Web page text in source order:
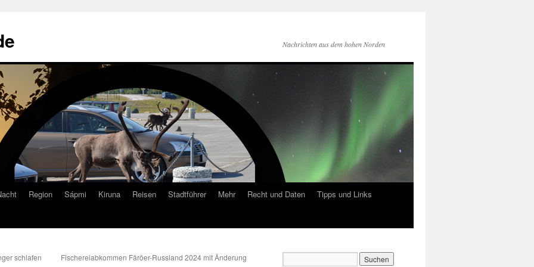
Nachrichten aus dem hohen Norden
Region Sápmi Kiruna Reisen Stadtführer Mehr Recht und Daten
Tipps und Links
schlafen
Fischereiabkommen Färöer-Russland 2024 mit Änderung